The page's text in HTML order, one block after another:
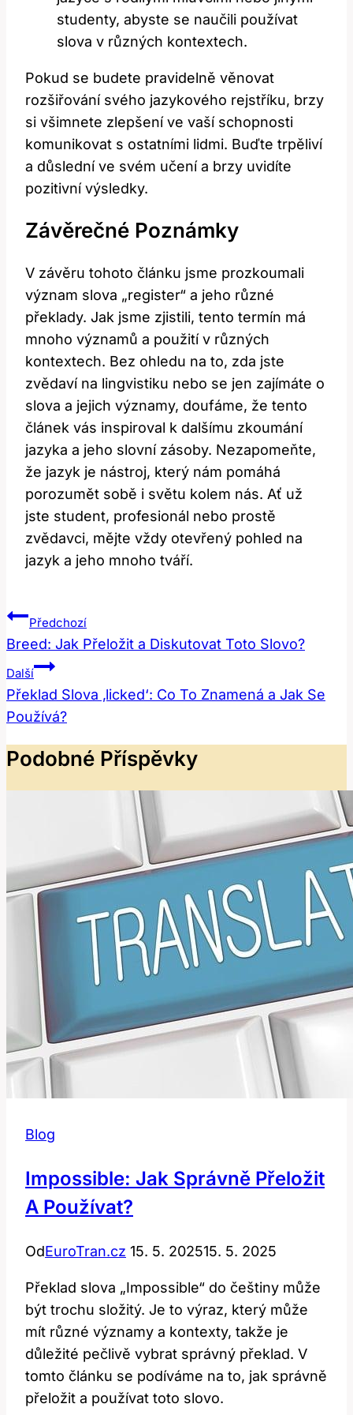
studenty, abyste se naučili používat
slova v různých kontextech.
Pokud se budete pravidelně věnovat
rozšiřování svého jazykového rejstříku, brzy
si všimnete zlepšení ve vaší schopnosti
komunikovat s ostatními lidmi. Buďte trpěliví
a důslední ve svém učení a brzy uvidíte
pozitivní výsledky.
Závěrečné Poznámky
V závěru tohoto článku jsme prozkoumali
význam slova „register“ a jeho různé
překlady. Jak jsme zjistili, tento termín má
mnoho významů a použití v různých
kontextech. Bez ohledu na to, zda jste
zvědaví na lingvistiku nebo se jen zajímáte o
slova a jejich významy, doufáme, že tento
článek vás inspiroval k dalšímu zkoumání
jazyka a jeho slovní zásoby. Nezapomeňte,
že jazyk je nástroj, který nám pomáhá
porozumět sobě i světu kolem nás. Ať už
jste student, profesionál nebo prostě
zvědavci, mějte vždy otevřený pohled na
jazyk a jeho mnoho tváří.
Navigace
Pro
Příspěvek
Předchozí
Breed: Jak Přeložit a Diskutovat Toto Slovo?
Další
Překlad Slova ‚licked‘: Co To Znamená a Jak Se
Používá?
Podobné Příspěvky
Blog
Impossible: Jak Správně Přeložit
A Používat?
OdEuroTran.cz 15. 5. 202515. 5. 2025
Překlad slova „Impossible“ do češtiny může
být trochu složitý. Je to výraz, který může
mít různé významy a kontexty, takže je
důležité pečlivě vybrat správný překlad. V
tomto článku se podíváme na to, jak správně
přeložit a používat toto slovo.